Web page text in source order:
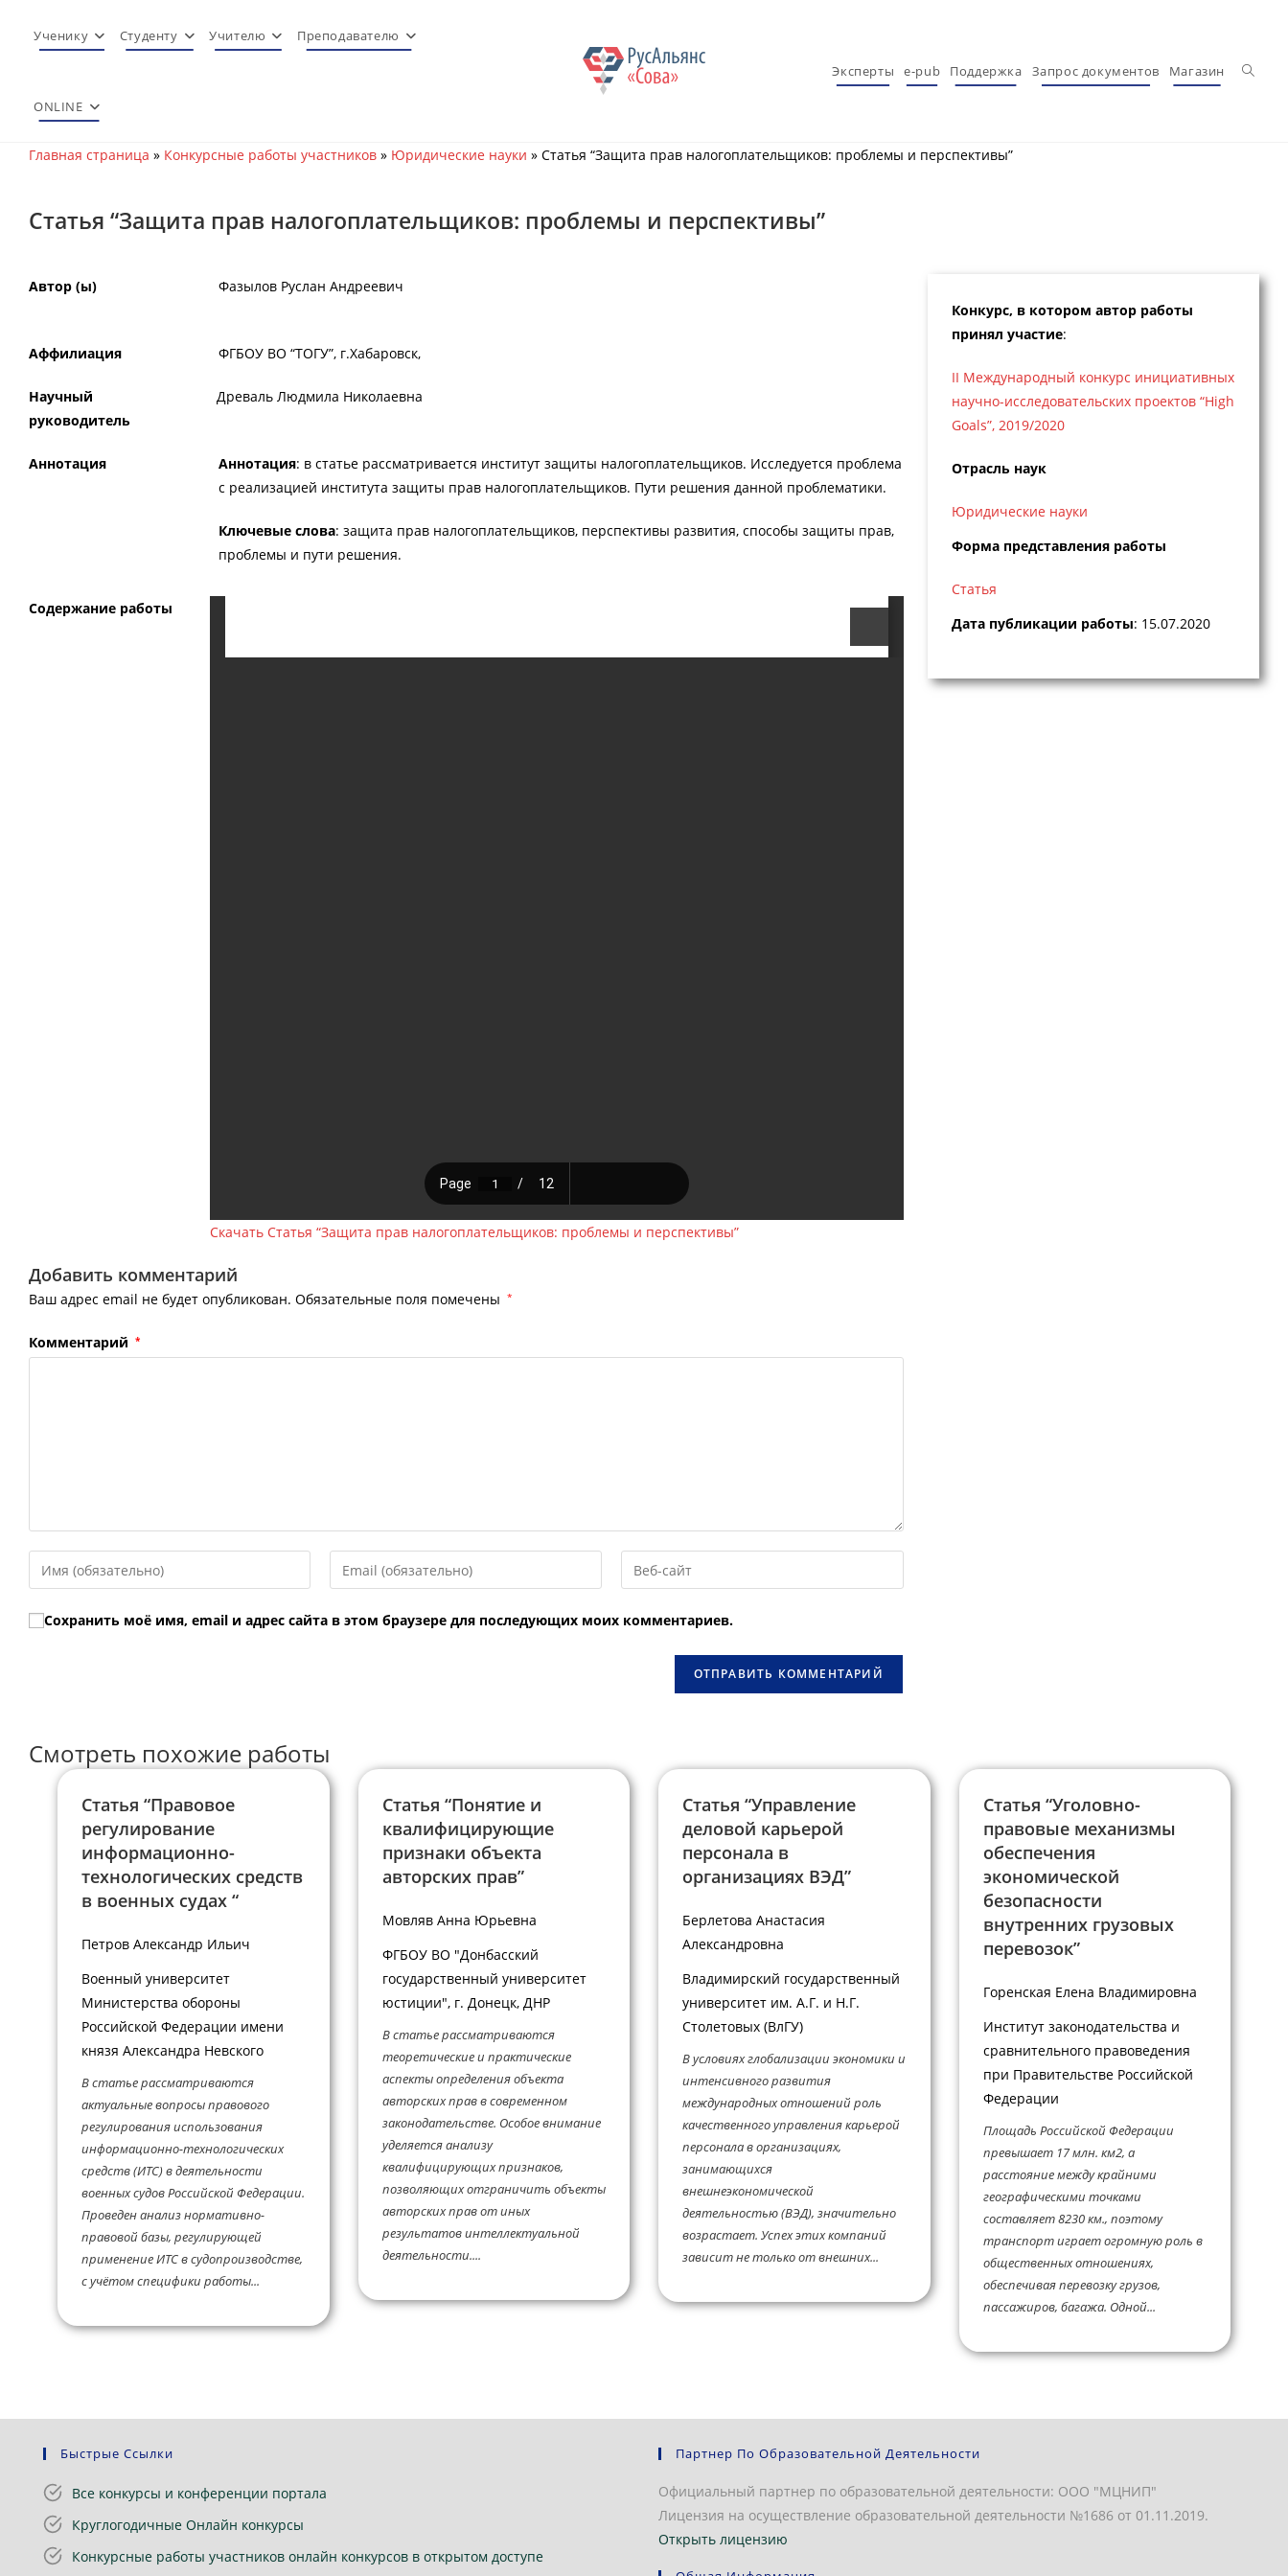
Ученику Студенту Учителю Преподавателю
ONLINE
Эксперты e-pub Поддержка Запрос документов Магазин
Главная страница » Конкурсные работы участников » Юридические науки » Статья “Защита прав налогоплательщиков: проблемы и перспективы”
Статья “Защита прав налогоплательщиков: проблемы и перспективы”
Автор (ы) Фазылов Руслан Андреевич
Аффилиация ФГБОУ ВО “ТОГУ”, г.Хабаровск,
Научный
руководитель
Древаль Людмила Николаевна
Аннотация Аннотация: в статье рассматривается институт защиты налогоплательщиков. Исследуется проблема
с реализацией института защиты прав налогоплательщиков. Пути решения данной проблематики.
Ключевые слова: защита прав налогоплательщиков, перспективы развития, способы защиты прав,
проблемы и пути решения.
Содержание работы
Скачать Статья “Защита прав налогоплательщиков: проблемы и перспективы”
Добавить комментарий
Ваш адрес email не будет опубликован. Обязательные поля помечены *
Комментарий *
Введите
свое
имя
или
Введите
свой
Введите
URL
(необязательно)
Сохранить моё имя, email и адрес сайта в этом браузере для последующих моих комментариев.
Конкурс, в котором автор работы
принял участие:
II Международный конкурс инициативных
научно-исследовательских проектов “High
Goals”, 2019/2020
Отрасль наук
Юридические науки
Форма представления работы
Статья
Дата публикации работы: 15.07.2020
Смотреть похожие работы
Статья “Правовое
регулирование
информационно-
технологических средств
в военных судах “
Петров Александр Ильич
Военный университет
Министерства обороны
Российской Федерации имени
князя Александра Невского
В статье рассматриваются
актуальные вопросы правового
регулирования использования
информационно-технологических
средств (ИТС) в деятельности
военных судов Российской Федерации.
Проведен анализ нормативно-
правовой базы, регулирующей
применение ИТС в судопроизводстве,
с учётом специфики работы...
Статья “Понятие и
квалифицирующие
признаки объекта
авторских прав”
Мовляв Анна Юрьевна
ФГБОУ ВО "Донбасский
государственный университет
юстиции", г. Донецк, ДНР
В статье рассматриваются
теоретические и практические
аспекты определения объекта
авторских прав в современном
законодательстве. Особое внимание
уделяется анализу
квалифицирующих признаков,
позволяющих отграничить объекты
авторских прав от иных
результатов интеллектуальной
деятельности....
Статья “Управление
деловой карьерой
персонала в
организациях ВЭД”
Берлетова Анастасия
Александровна
Владимирский государственный
университет им. А.Г. и Н.Г.
Столетовых (ВлГУ)
В условиях глобализации экономики и
интенсивного развития
международных отношений роль
качественного управления карьерой
персонала в организациях,
занимающихся
внешнеэкономической
деятельностью (ВЭД), значительно
возрастает. Успех этих компаний
зависит не только от внешних...
Статья “Уголовно-
правовые механизмы
обеспечения
экономической
безопасности
внутренних грузовых
перевозок”
Горенская Елена Владимировна
Институт законодательства и
сравнительного правоведения
при Правительстве Российской
Федерации
Площадь Российской Федерации
превышает 17 млн. км2, а
расстояние между крайними
географическими точками
составляет 8230 км., поэтому
транспорт играет огромную роль в
общественных отношениях,
обеспечивая перевозку грузов,
пассажиров, багажа. Одной...
Быстрые Ссылки
Все конкурсы и конференции портала
Круглогодичные Онлайн конкурсы
Конкурсные работы участников онлайн конкурсов в открытом доступе
Партнер По Образовательной Деятельности
Официальный партнер по образовательной деятельности: ООО "МЦНИП"
Лицензия на осуществление образовательной деятельности №1686 от 01.11.2019.
Открыть лицензию